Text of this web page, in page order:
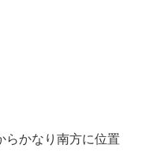
らかなり南方に位置